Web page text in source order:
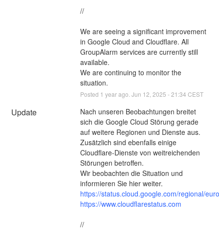
//
We are seeing a significant improvement
in Google Cloud and Cloudflare. All
GroupAlarm services are currently still
available.
We are continuing to monitor the
situation.
Posted 1 year ago. Jun 12 2025 -21:34 CEST
Update
Nach unseren Beobachtungen breitet
sich die Google Cloud Störung gerade
auf weitere Regionen und Dienste aus.
Zusätzlich sind ebenfalls einige
Cloudflare-Dienste von weitreichenden
Störungen betroffen.
Wir beobachten die Situation und
informieren Sie hier weiter.
https://status.cloud.google.com/regional/
https://www.cloudflarestatus.com
//